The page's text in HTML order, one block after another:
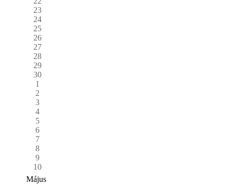
23
24
25
26
27
28
29
30
1
2
3
4
5
6
7
8
9
10
Május